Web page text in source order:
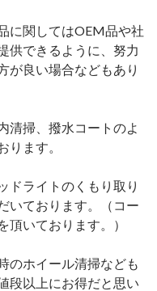
に関してはOEM品や社
供できるように、努力
が良い場合などもあり
清掃、撥水コートのよ
ります。
ドライトのくもり取り
いております。（コー
頂いております。）
のホイール清掃なども
段以上にお得だと思い